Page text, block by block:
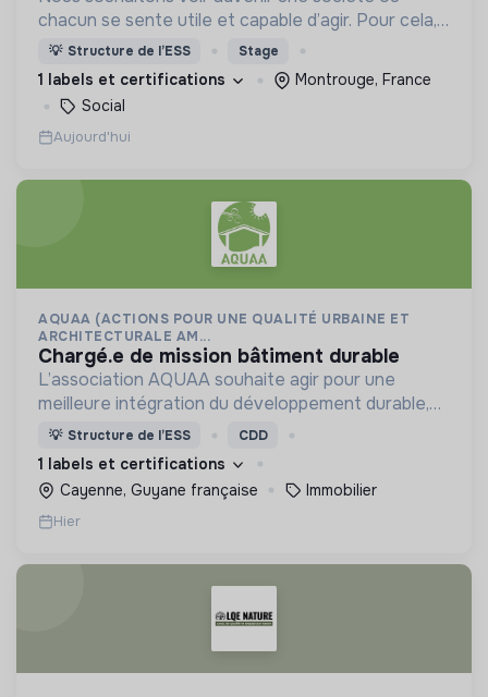
chacun se sente utile et capable d’agir. Pour cela,
nous proposons des moyens et des lieux
d’engagement innovants et adaptés à tous.
💡 Structure de l’ESS Stage
1 labels et certifications
Montrouge, France
Social
Aujourd'hui
AQUAA (ACTIONS POUR UNE QUALITÉ URBAINE ET
ARCHITECTURALE AM...
chargé.e de mission bâtiment durable
L’association AQUAA souhaite agir pour une
meilleure intégration du développement durable,
et d’une réduction des impacts environnementaux,
dans l’acte de construire et d’aménager en
Guyane.
💡 Structure de l’ESS CDD
1 labels et certifications
Cayenne, Guyane française
Immobilier
Hier